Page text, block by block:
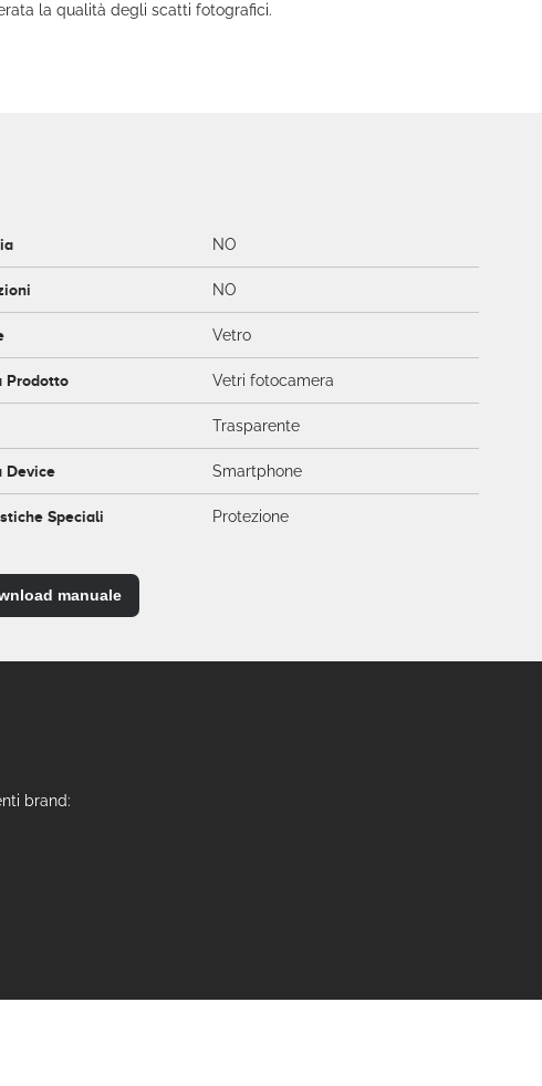
la qualità degli scatti fotografici.
NO
NO
Vetro
Prodotto Vetri fotocamera
Trasparente
Device Smartphone
Speciali Protezione
manuale
brand: